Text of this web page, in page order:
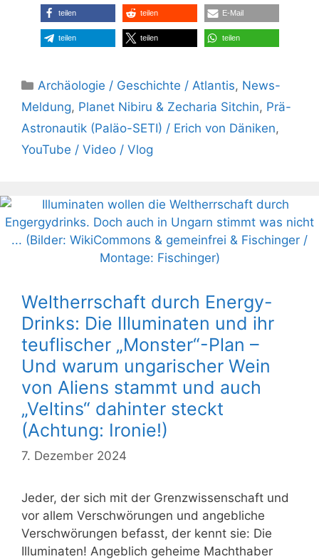
teilen teilen E-Mail
teilen teilen teilen
Kategorien
Archäologie / Geschichte / Atlantis, News-
Meldung, Planet Nibiru & Zecharia Sitchin, Prä-
Astronautik (Paläo-SETI) / Erich von Däniken,
YouTube / Video / Vlog
Weltherrschaft durch Energy-
Drinks: Die Illuminaten und ihr
teuflischer „Monster“-Plan –
Und warum ungarischer Wein
von Aliens stammt und auch
„Veltins“ dahinter steckt
(Achtung: Ironie!)
7. Dezember 2024
Jeder, der sich mit der Grenzwissenschaft und
vor allem Verschwörungen und angebliche
Verschwörungen befasst, der kennt sie: Die
Illuminaten! Angeblich geheime Machthaber